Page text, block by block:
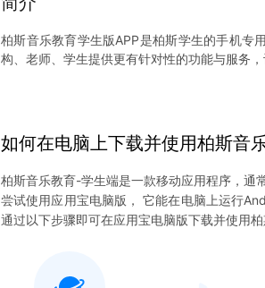
柏斯音乐教育学生版APP是柏斯学生的手机专
构、老师、学生提供更有针对性的功能与服务
如何在电脑上下载并使用柏斯音
柏斯音乐教育-学生端是一款移动应用程序，通
尝试使用应用宝电脑版， 它能在电脑上运行
通过以下步骤即可在应用宝电脑版下载并使用